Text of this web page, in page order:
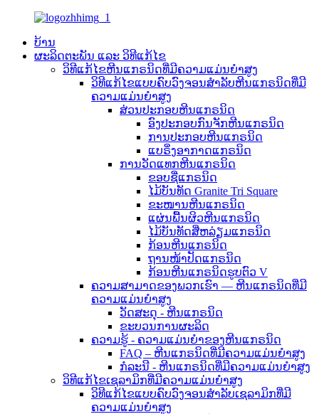
ບ້ານ
ຜະລິດຕະພັນ ແລະ ວິທີແກ້ໄຂ
ວິທີແກ້ໄຂຫີນແກຣນິດທີ່ມີຄວາມແມ່ນຍຳສູງ
ວິທີແກ້ໄຂແບບຄົບວົງຈອນສຳລັບຫີນແກຣນິດທີ່ມີ
ຄວາມແມ່ນຍໍາສູງ
ສ່ວນປະກອບຫີນແກຣນິດ
ອົງປະກອບກົນຈັກຫີນແກຣນິດ
ການປະກອບຫີນແກຣນິດ
ແບຣິ່ງອາກາດແກຣນິດ
ການວັດແທກຫີນແກຣນິດ
ຂອບຊື່ແກຣນິດ
ໄມ້ບັນທັດ Granite Tri Square
ຂະໜານຫີນແກຣນິດ
ແຜ່ນພື້ນຜິວຫີນແກຣນິດ
ໄມ້ບັນທັດສີ່ຫລ່ຽມແກຣນິດ
ກ້ອນຫີນແກຣນິດ
ຖານໜ້າປັດແກຣນິດ
ກ້ອນຫີນແກຣນິດຮູບຕົວ V
ຄວາມສາມາດຂອງພວກເຮົາ — ຫີນແກຣນິດທີ່ມີ
ຄວາມແມ່ນຍຳສູງ
ວັດສະດຸ - ຫີນແກຣນິດ
ຂະບວນການຜະລິດ
ຄວາມຮູ້ - ຄວາມແມ່ນຍໍາຂອງຫີນແກຣນິດ
FAQ – ຫີນແກຣນິດທີ່ມີຄວາມແມ່ນຍໍາສູງ
ກໍລະນີ - ຫີນແກຣນິດທີ່ມີຄວາມແມ່ນຍໍາສູງ
ວິທີແກ້ໄຂເຊລາມິກທີ່ມີຄວາມແມ່ນຍໍາສູງ
ວິທີແກ້ໄຂແບບຄົບວົງຈອນສຳລັບເຊລາມິກທີ່ມີ
ຄວາມແມ່ນຍໍາສູງ